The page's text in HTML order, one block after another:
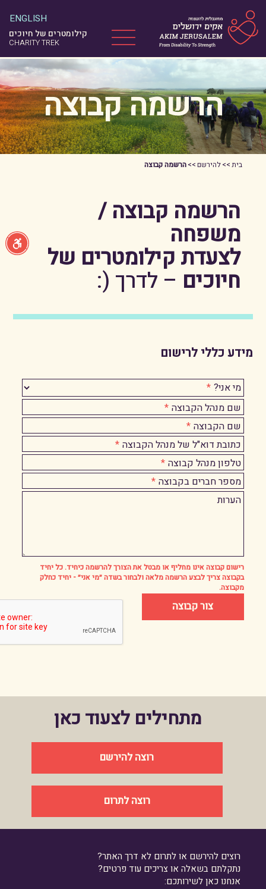
ENGLISH
קילומטרים של חיוכים
CHARITY TREK Menu
הרשמה קבוצה
בית>>להירשם>>הרשמה קבוצה
הרשמה קבוצה /
משפחה
לצעדת קילומטרים של
חיוכים – לדרך (:
מידע כללי לרישום
מי אני?
שם מנהל הקבוצה
שם הקבוצה
כתובת דוא"ל של מנהל הקבוצה
טלפון מנהל קבוצה
מספר חברים בקבוצה
הערות
רישום קבוצה אינו מחליף או מבטל את הצורך להרשמה כיחיד. כל יחיד
בקבוצה צריך לבצע הרשמה מלאה ולבחור בשדה ״מי אני״ - יחיד כחלק
מקבוצה.
צור קבוצה
מתחילים לצעוד כאן
רוצה להירשם
רוצה לתרום
רוצים להירשם או לתרום לא דרך האתר?
נתקלתם בשאלה או צריכים עוד פרטים?
אנחנו כאן לשירותכם: